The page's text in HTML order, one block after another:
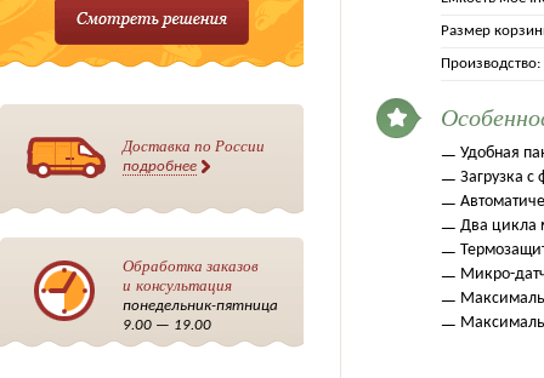
Размер
Производство:
Удобная
Загрузка с
Два цикла
Микро-
Доставка по России
подробнее
Обработка заказов
и консультация
понедельник-пятница
9.00 — 19.00